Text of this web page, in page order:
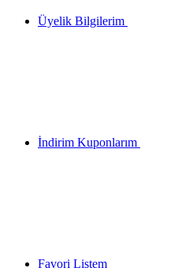
Üyelik Bilgilerim
İndirim Kuponlarım
Favori Listem